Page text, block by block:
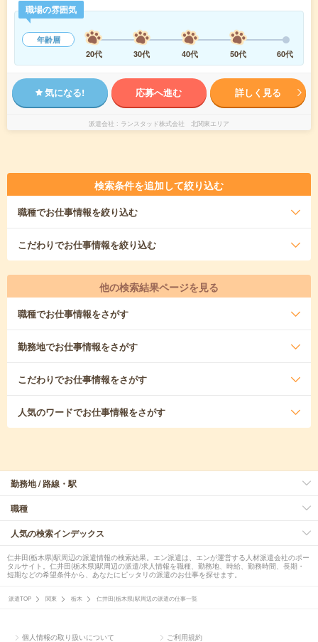
職場の雰囲気
年齢層
20代
30代 40代 50代 60代
気になる! 応募へ進む 詳しく見る
派遣会社 ランスタッド株式会社 北関東エリア
検索条件を追加して絞り込む
職種でお仕事情報を絞り込む
こだわりでお仕事情報を絞り込む
他の検索結果ページを見る
職種でお仕事情報をさがす
勤務地でお仕事情報をさがす
こだわりでお仕事情報をさがす
人気のワードでお仕事情報をさがす
勤務地 / 路線・駅
職種
人気の検索インデックス
仁井田(栃木県)駅周辺の派遣情報の検索結果。エン派遣は、エンが運営する人材派遣会社のポー
タルサイト。仁井田(栃木県)駅周辺の派遣/求人情報を職種、勤務地、時給、勤務時間、長期・
短期などの希望条件から、あなたにピッタリの派遣のお仕事を探せます。
派遣TOP 関東 栃木 仁井田(栃木県)駅周辺の派遣の仕事一覧
個人情報の取り扱いについて ご利用規約